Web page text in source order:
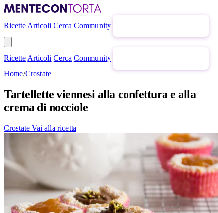
Ricette Articoli Cerca Community
Ricette Articoli Cerca Community
Home/Crostate
Tartellette viennesi alla confettura e alla
crema di nocciole
Crostate Vai alla ricetta